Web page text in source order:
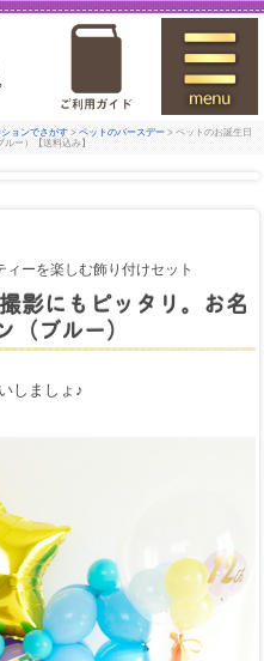
ョンでさがす > ペットのバースデー > ペットのお誕生日
ー）【送料込み】
ーを楽しむ飾り付けセット
影にもピッタリ。お名
ブルー）
しましょ♪